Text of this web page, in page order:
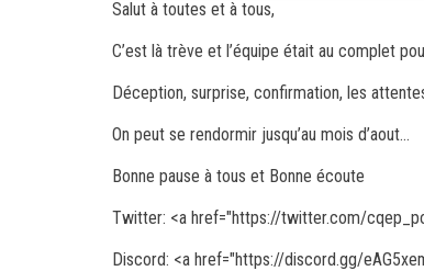
Salut à toutes et à tous,
C’est là trève et l’équipe était au complet
Déception, surprise, confirmation, les
On peut se rendormir jusqu’au mois d’aout…
Bonne pause à tous et Bonne écoute
Twitter: <a href="https://twitter.com/
Discord: <a href="https://discord.gg/